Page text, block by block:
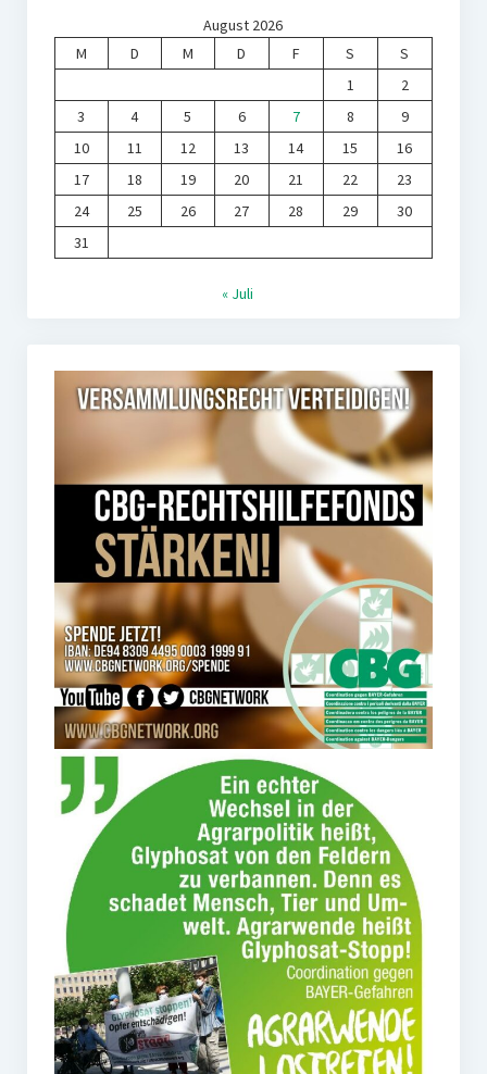
August 2026
M
D M D F S
S
1
2
3
4 5 6 7 8
9
10
11 12 13 14 15
16
17
18 19 20 21 22
23
24
25 26 27 28 29
30
31
« Juli